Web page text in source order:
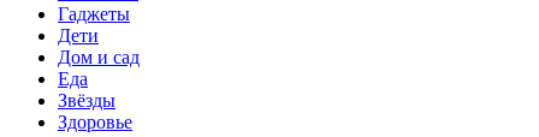
Гаджеты
Дети
Дом и сад
Еда
Звёзды
Здоровье